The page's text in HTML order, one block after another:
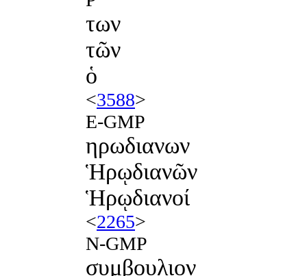
των
τῶν
ὁ
<3588>
E-GMP
ηρωδιανων
Ἡρῳδιανῶν
Ἡρῳδιανοί
<2265>
N-GMP
συμβουλιον